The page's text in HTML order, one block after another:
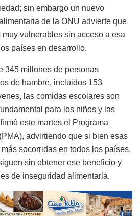
sin embargo un nuevo
de la ONU advierte que
vulnerables sin acceso a esa
países en desarrollo.
345 millones de personas
de hambre, incluidos 153
las comidas escolares son
para los niños y las
este martes el Programa
advirtiendo que si bien esas
socorridas en todos los países,
sin obtener ese beneficio y
de inseguridad alimentaria.